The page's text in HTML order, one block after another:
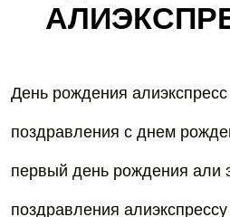
День рождения
поздравления с днем
первый день рождения али
поздравления